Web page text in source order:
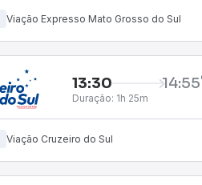
Viação Expresso Mato Grosso do Sul
13:30 14:55
Duração: 1h 25m
Viação Cruzeiro do Sul